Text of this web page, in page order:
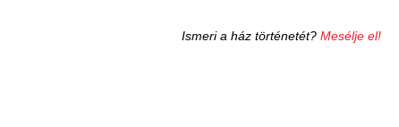
Ismeri a ház történetét? Mesélje el!